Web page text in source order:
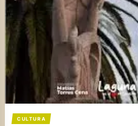
CULTURA